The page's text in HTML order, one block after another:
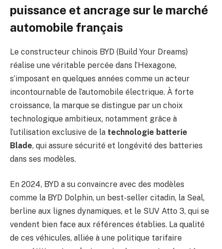
puissance et ancrage sur le marché
automobile français
Le constructeur chinois BYD (Build Your Dreams)
réalise une véritable percée dans l’Hexagone,
s’imposant en quelques années comme un acteur
incontournable de l’automobile électrique. À forte
croissance, la marque se distingue par un choix
technologique ambitieux, notamment grâce à
l’utilisation exclusive de la technologie batterie
Blade, qui assure sécurité et longévité des batteries
dans ses modèles.
En 2024, BYD a su convaincre avec des modèles
comme la BYD Dolphin, un best-seller citadin, la Seal,
berline aux lignes dynamiques, et le SUV Atto 3, qui se
vendent bien face aux références établies. La qualité
de ces véhicules, alliée à une politique tarifaire